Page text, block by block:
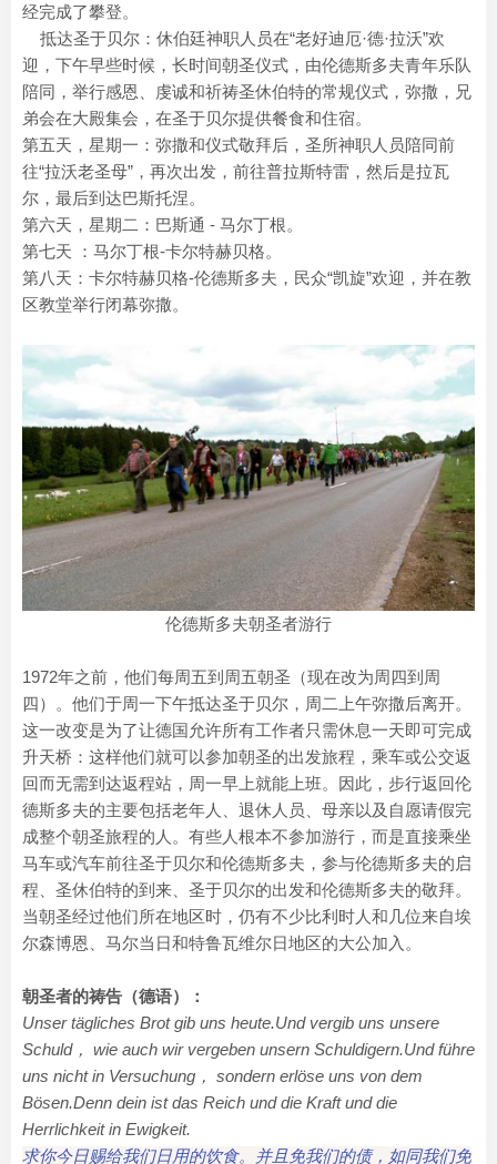
经完成了攀登。
抵达圣于贝尔：休伯廷神职人员在“老好迪厄·德·拉沃”欢
迎，下午早些时候，长时间朝圣仪式，由伦德斯多夫青年乐队
陪同，举行感恩、虔诚和祈祷圣休伯特的常规仪式，弥撒，兄
弟会在大殿集会，在圣于贝尔提供餐食和住宿。
第五天，星期一：弥撒和仪式敬拜后，圣所神职人员陪同前
往“拉沃老圣母”，再次出发，前往普拉斯特雷，然后是拉瓦
尔，最后到达巴斯托涅。
第六天，星期二：巴斯通 - 马尔丁根。
第七天 ：马尔丁根-卡尔特赫贝格。
第八天：卡尔特赫贝格-伦德斯多夫，民众“凯旋”欢迎，并在教
区教堂举行闭幕弥撒。
伦德斯多夫朝圣者游行
1972年之前，他们每周五到周五朝圣（现在改为周四到周
四）。他们于周一下午抵达圣于贝尔，周二上午弥撒后离开。
这一改变是为了让德国允许所有工作者只需休息一天即可完成
升天桥：这样他们就可以参加朝圣的出发旅程，乘车或公交返
回而无需到达返程站，周一早上就能上班。因此，步行返回伦
德斯多夫的主要包括老年人、退休人员、母亲以及自愿请假完
成整个朝圣旅程的人。有些人根本不参加游行，而是直接乘坐
马车或汽车前往圣于贝尔和伦德斯多夫，参与伦德斯多夫的启
程、圣休伯特的到来、圣于贝尔的出发和伦德斯多夫的敬拜。
当朝圣经过他们所在地区时，仍有不少比利时人和几位来自埃
尔森博恩、马尔当日和特鲁瓦维尔日地区的大公加入。
朝圣者的祷告（德语）：
Unser tägliches Brot gib uns heute.Und vergib uns unsere
Schuld， wie auch wir vergeben unsern Schuldigern.Und führe
uns nicht in Versuchung， sondern erlöse uns von dem
Bösen.Denn dein ist das Reich und die Kraft und die
Herrlichkeit in Ewigkeit.
求你今日赐给我们日用的饮食。并且免我们的债，如同我们免